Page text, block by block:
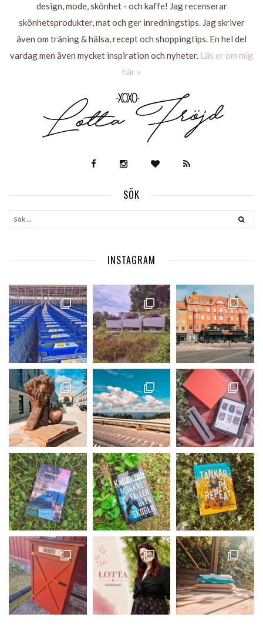
design, mode, skönhet - och kaffe! Jag recenserar
skönhetsprodukter, mat och ger inredningstips. Jag skriver
även om träning & hälsa, recept och shoppingtips. En hel del
vardag men även mycket inspiration och nyheter. Läs er om mig
här »
SÖK
INSTAGRAM